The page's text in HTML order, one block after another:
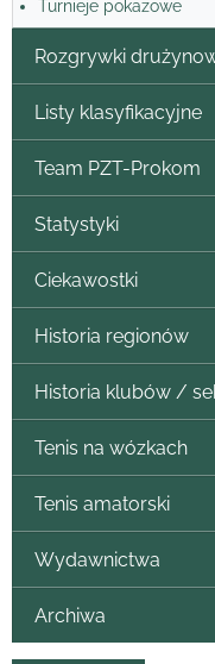
Turnieje pokazowe
Rozgrywki
Listy klasyfikacyjne
Team PZT-Prokom
Statystyki
Ciekawostki
Historia regionów
Historia klubów /
Tenis na wózkach
Tenis amatorski
Wydawnictwa
Archiwa